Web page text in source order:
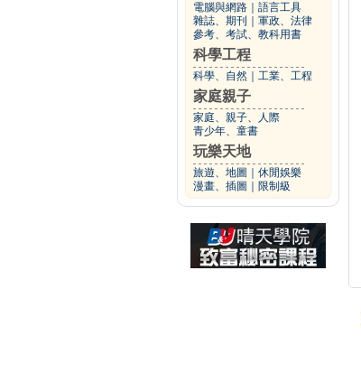
電腦與網路
語言工具
雜誌、期刊
軍政、法律
參考、考試、教科用書
科學工程
科學、自然 工業、工程
家庭親子
家庭、親子、人際
青少年、童書
玩樂天地
旅遊、地圖
休閒娛樂
漫畫、插圖
限制級